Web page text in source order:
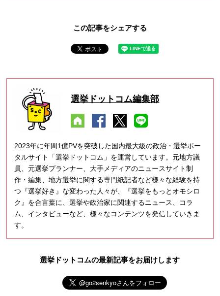
この記事をシェアする
選挙ドットコム編集部
2023年に年間1億PVを突破した国内最大級の政治・選挙ポー
タルサイト「選挙ドットコム」を運営しています。元地方議
員、元選挙プランナー、大手メディアのニュースサイト制
作・編集、地方選挙に関する専門紙記者など様々な経験を持
つ『選挙好き』な変わった人々が、『選挙をもっとオモシロ
ク』を合言葉に、選挙や政治家に関連するニュース、コラ
ム、インタビューなど、様々なコンテンツを発信していきま
す。
選挙ドットコムの最新記事をお届けします